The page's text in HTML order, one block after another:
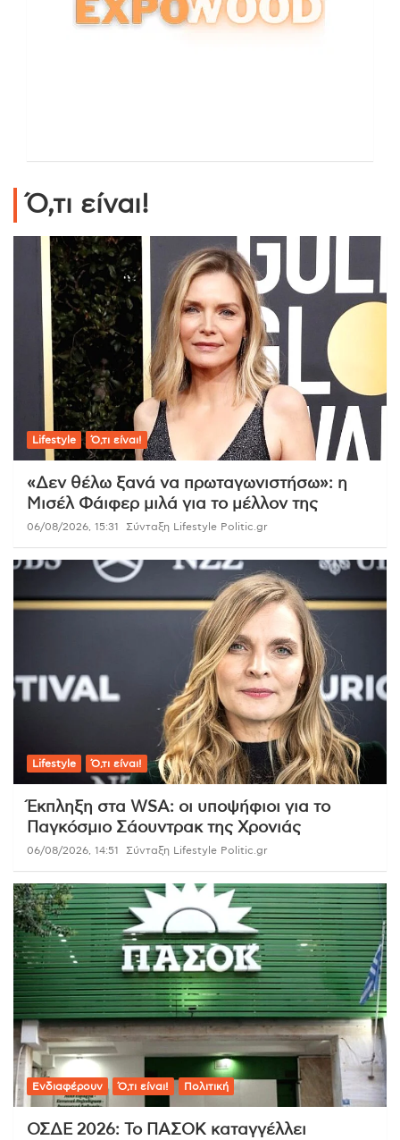
Ό,τι είναι!
Lifestyle Ό,τι είναι!
«Δεν θέλω ξανά να πρωταγωνιστήσω»: η
Μισέλ Φάιφερ μιλά για το μέλλον της
06/08/2026, 15:31 Σύνταξη Lifestyle Politic.gr
Lifestyle Ό,τι είναι!
Έκπληξη στα WSA: οι υποψήφιοι για το
Παγκόσμιο Σάουντρακ της Χρονιάς
06/08/2026, 14:51 Σύνταξη Lifestyle Politic.gr
Ενδιαφέρουν Ό,τι είναι! Πολιτική
ΟΣΔΕ 2026: Το ΠΑΣΟΚ καταγγέλλει